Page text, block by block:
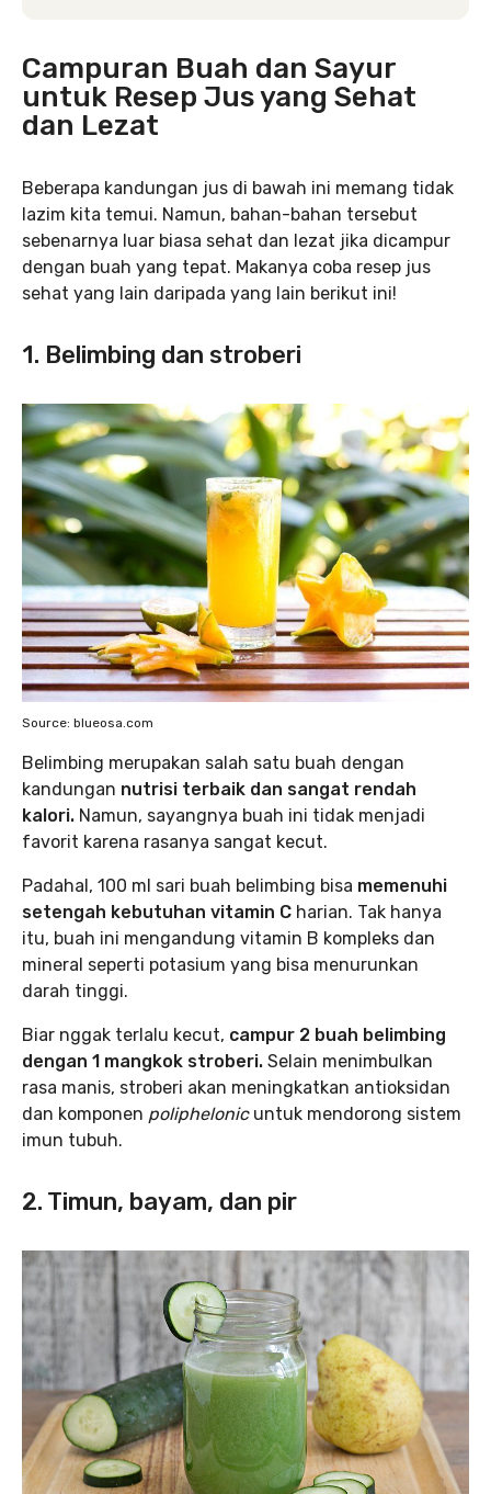
Campuran Buah dan Sayur
untuk Resep Jus yang Sehat
dan Lezat
Beberapa kandungan jus di bawah ini memang tidak
lazim kita temui. Namun, bahan-bahan tersebut
sebenarnya luar biasa sehat dan lezat jika dicampur
dengan buah yang tepat. Makanya coba resep jus
sehat yang lain daripada yang lain berikut ini!
1. Belimbing dan stroberi
Source: blueosa.com
Belimbing merupakan salah satu buah dengan
kandungan nutrisi terbaik dan sangat rendah
kalori. Namun, sayangnya buah ini tidak menjadi
favorit karena rasanya sangat kecut.
Padahal, 100 ml sari buah belimbing bisa memenuhi
setengah kebutuhan vitamin C harian. Tak hanya
itu, buah ini mengandung vitamin B kompleks dan
mineral seperti potasium yang bisa menurunkan
darah tinggi.
Biar nggak terlalu kecut, campur 2 buah belimbing
dengan 1 mangkok stroberi. Selain menimbulkan
rasa manis, stroberi akan meningkatkan antioksidan
dan komponen poliphelonicuntuk mendorong sistem
imun tubuh.
2. Timun, bayam, dan pir